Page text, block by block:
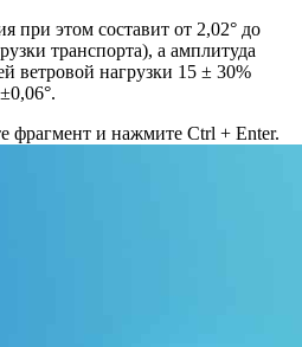
при этом составит от 2,02° до
транспорта), а амплитуда
ветровой нагрузки 15 ± 30%
фрагмент и нажмите Ctrl + Enter.